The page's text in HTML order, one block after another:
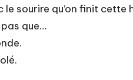
le sourire qu’on finit cette
que…